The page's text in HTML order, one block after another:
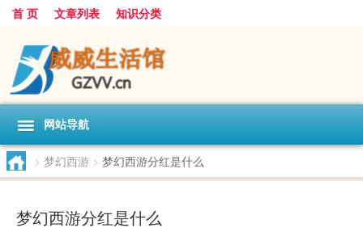
首 页 文章列表 知识分类
网站导航
> 梦幻西游 > 梦幻西游分红是什么
梦幻西游分红是什么